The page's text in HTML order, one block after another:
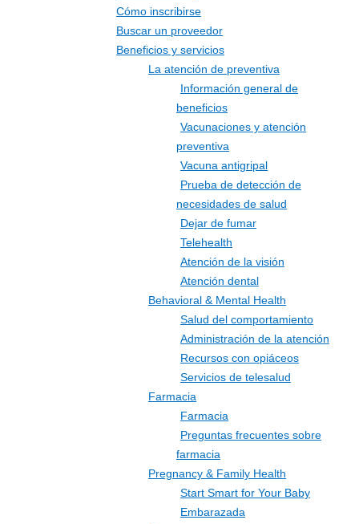
Cómo inscribirse
Buscar un proveedor
Beneficios y servicios
La atención de preventiva
Información general de
beneficios
Vacunaciones y atención
preventiva
Vacuna antigripal
Prueba de detección de
necesidades de salud
Dejar de fumar
Telehealth
Atención de la visión
Atención dental
Behavioral & Mental Health
Salud del comportamiento
Administración de la atención
Recursos con opiáceos
Servicios de telesalud
Farmacia
Farmacia
Preguntas frecuentes sobre
farmacia
Pregnancy & Family Health
Start Smart for Your Baby
Embarazada